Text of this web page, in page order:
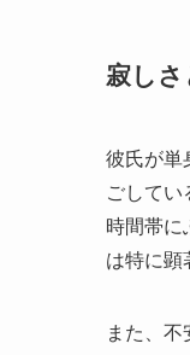
寂し
彼氏が単
ごしてい
時間帯に
は特に顕
また、